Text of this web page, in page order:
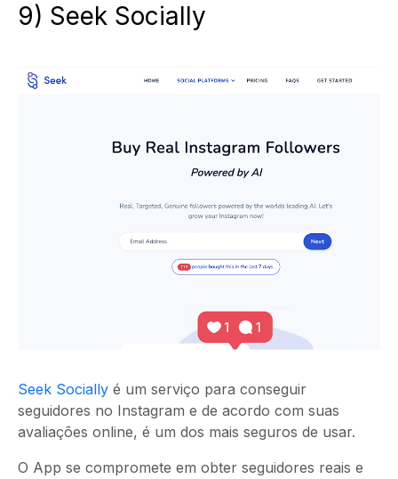
9) Seek Socially
Seek Socially é um serviço para conseguir
seguidores no Instagram e de acordo com suas
avaliações online, é um dos mais seguros de usar.
O App se compromete em obter seguidores reais e